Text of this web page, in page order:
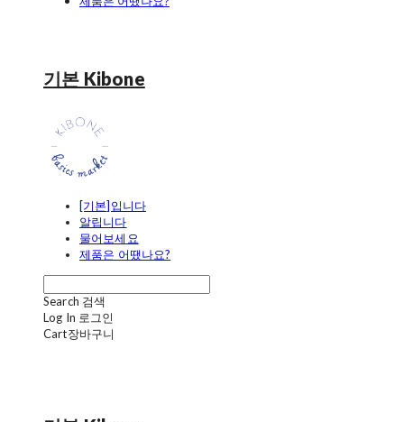
기본 Kibone
[기본]입니다
알립니다
물어보세요
제품은 어땠나요?
Search 검색
Log In 로그인
Cart장바구니